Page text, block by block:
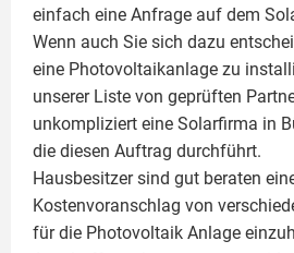
einfach eine Anfrage auf dem
Wenn auch Sie sich dazu
eine Photovoltaikanlage zu
unserer Liste von geprüften
unkompliziert eine Solarfirma in
die diesen Auftrag durchführt.
Hausbesitzer sind gut beraten
Kostenvoranschlag von
für die Photovoltaik Anlage